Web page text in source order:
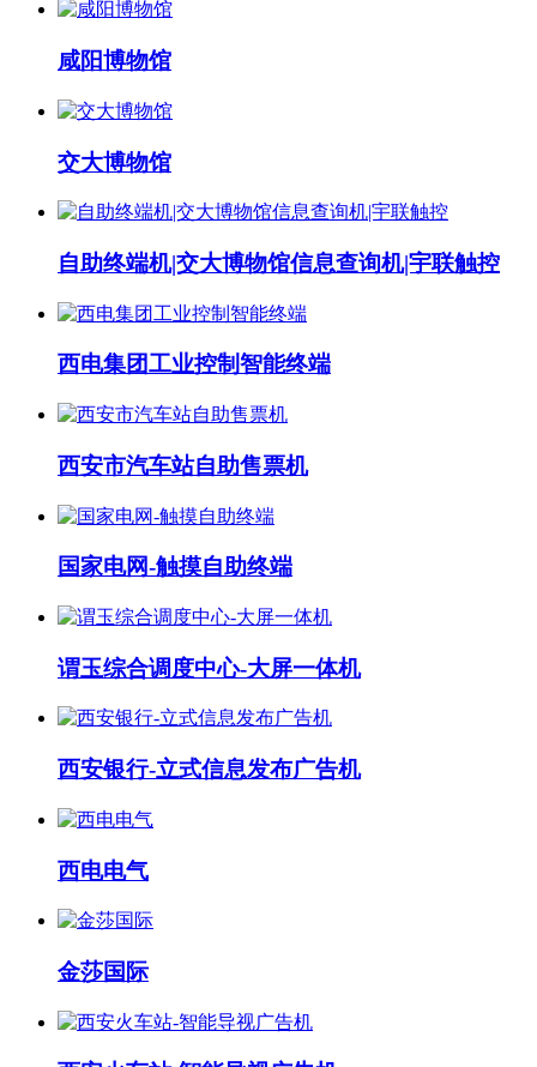
咸阳博物馆
交大博物馆
自助终端机|交大博物馆信息查询机|宇联触控
西电集团工业控制智能终端
西安市汽车站自助售票机
国家电网-触摸自助终端
谓玉综合调度中心-大屏一体机
西安银行-立式信息发布广告机
西电电气
金莎国际